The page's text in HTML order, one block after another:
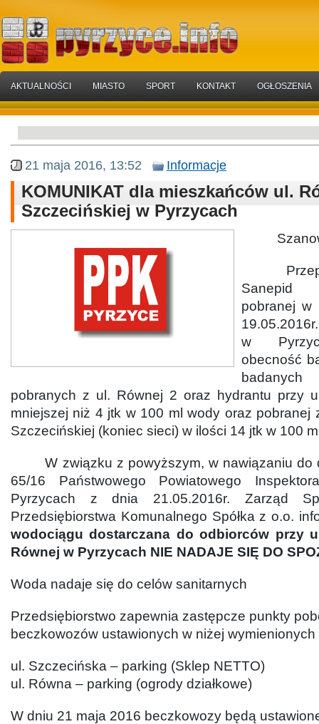
AKTUALNOŚCI MIASTO SPORT KONTAKT OGŁOSZENIA
21 maja 2016, 13:52 Informacje
KOMUNIKAT dla mieszkańców ul.
Szczecińskiej w Pyrzycach
Sanepid
pobranej w
w
obecność
badanych
pobranych z ul. Równej 2 oraz hydrantu przy
mniejszej niż 4 jtk w 100 ml wody oraz pobranej
Szczecińskiej (koniec sieci) w ilości 14 jtk w 100
W związku z powyższym, w nawiązaniu do
65/16 Państwowego Powiatowego
Pyrzycach z dnia 21.05.2016r. Zarząd
Przedsiębiorstwa Komunalnego Spółka z o.o.
wodociągu dostarczana do odbiorców przy
Równej w Pyrzycach NIE NADAJE SIĘ DO
Woda nadaje się do celów sanitarnych
Przedsiębiorstwo zapewnia zastępcze punkty
beczkowozów ustawionych w niżej
ul. Szczecińska – parking (Sklep NETTO)
ul. Równa – parking (ogrody działkowe)
W dniu 21 maja 2016 beczkowozy będą